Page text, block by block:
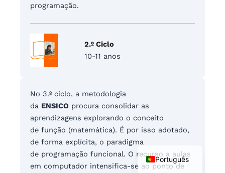
programação.
2.º Ciclo
10-11 anos
No 3.º ciclo, a metodologia
da ENSICO procura consolidar as
aprendizagens explorando o conceito
de função (matemática). É por isso adotado,
de forma explícita, o paradigma
de programação funcional. O recurso a aulas
em computador intensifica-se ao ponto de
Português